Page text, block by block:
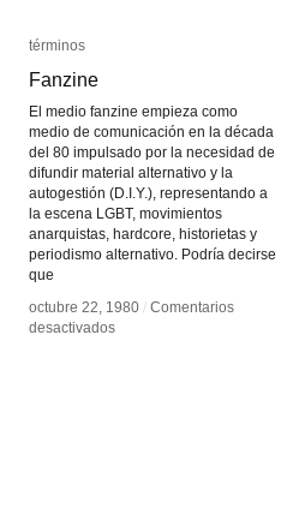
términos
Fanzine
El medio fanzine empieza como
medio de comunicación en la década
del 80 impulsado por la necesidad de
difundir material alternativo y la
autogestión (D.I.Y.), representando a
la escena LGBT, movimientos
anarquistas, hardcore, historietas y
periodismo alternativo. Podría decirse
que
octubre 22, 1980 / Comentarios
desactivadosen
términos
Fanzine
octubre 22, 1980 / Comentarios
desactivadosen